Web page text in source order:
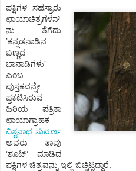
ಪಕ್ಷಿಗಳ ಸಹಸ್ರಾರು
ಛಾಯಾಚಿತ್ರಗಳನ್
ನು ತೆಗೆದು
ʼಕನ್ನಡನಾಡಿನ
ಬಣ್ಣದ
ಬಾನಾಡಿಗಳುʼ
ಎಂಬ
ಪುಸ್ತಕವನ್ನೇ
ಪ್ರಕಟಿಸಿರುವ
ಹಿರಿಯ ಪತ್ರಿಕಾ
ಛಾಯಾಗ್ರಾಹಕ
ವಿಶ್ವನಾಥ ಸುವರ್ಣ
ಅವರು ತಾವು
ʼಶೂಟ್‌ʼ ಮಾಡಿದ
ಪಕ್ಷಿಗಳ ಚಿತ್ರವನ್ನು ಇಲ್ಲಿ ಬಿಚ್ಚಿಟ್ಟಿದ್ದಾರೆ.